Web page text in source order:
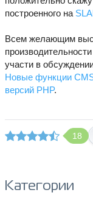
построенного на
Всем желающим
участи в
Новые функции
версий PHP.
18
Категории